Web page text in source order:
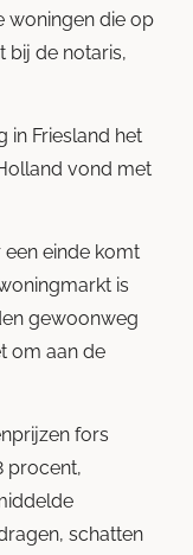
woningen die op
bij de notaris,
in Friesland het
vond met
einde komt
is
gewoonweg
om aan de
fors
procent,
schatten